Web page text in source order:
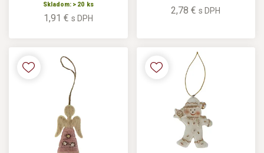
Skladom: > 20 ks
1,91 € s DPH
2,78 €s DPH